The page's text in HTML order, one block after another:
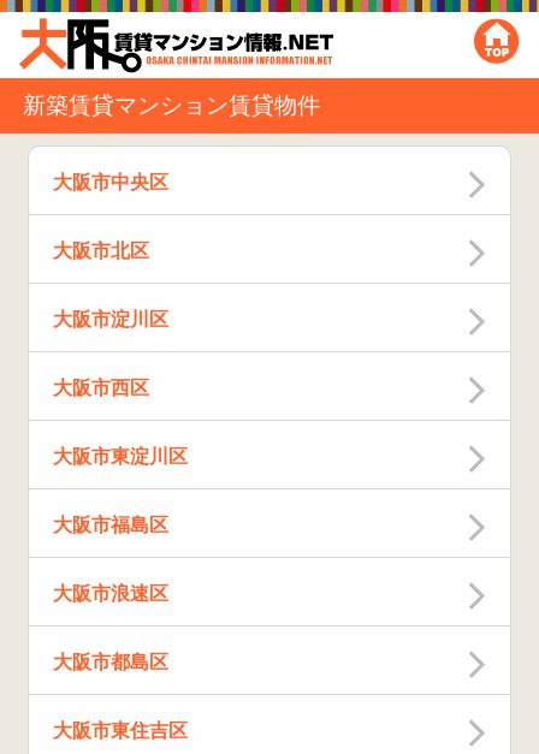
新築賃貸マンション賃貸物件
大阪市中央区
大阪市北区
大阪市淀川区
大阪市西区
大阪市東淀川区
大阪市福島区
大阪市浪速区
大阪市都島区
大阪市東住吉区